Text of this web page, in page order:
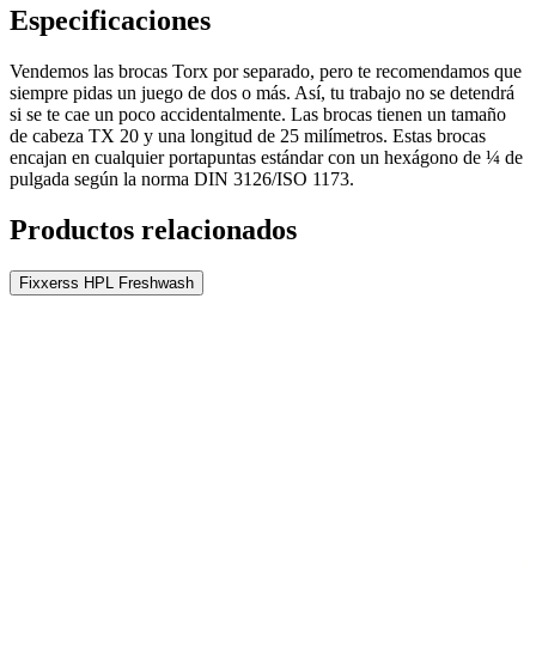
Especificaciones
Vendemos las brocas Torx por separado, pero te recomendamos que
siempre pidas un juego de dos o más. Así, tu trabajo no se detendrá
si se te cae un poco accidentalmente. Las brocas tienen un tamaño
de cabeza TX 20 y una longitud de 25 milímetros. Estas brocas
encajan en cualquier portapuntas estándar con un hexágono de ¼ de
pulgada según la norma DIN 3126/ISO 1173.
Productos relacionados
Fixxerss HPL Freshwash